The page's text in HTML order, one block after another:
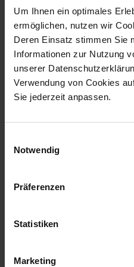
Um Ihnen ein optimales
ermöglichen, nutzen wir
Deren Einsatz stimmen Sie
Informationen zur Nutzung
unserer
Verwendung von Cookies
Sie jederzeit anpassen.
Notwendig
Präferenzen
Statistiken
Marketing
Available
$18,774.00